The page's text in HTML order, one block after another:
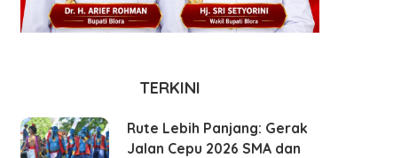
TERKINI
Rute Lebih Panjang: Gerak
Jalan Cepu 2026 SMA dan